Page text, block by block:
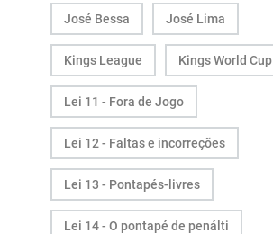
José Bessa José Lima
Kings League Kings World Cup
Lei 11 - Fora de Jogo
Lei 12 - Faltas e incorreções
Lei 13 - Pontapés-livres
Lei 14 - O pontapé de penálti